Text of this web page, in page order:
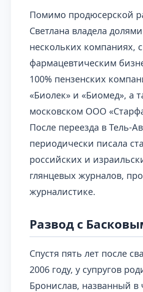
Помимо продюсерской
Светлана владела
нескольких компаниях,
фармацевтическим
100% пензенских
«Биолек» и «Биомед», а
московском ООО
После переезда в Тель-
периодически писала
российских и
глянцевых журналов,
журналистике.
Развод с
Спустя пять лет после
2006 году, у супругов
Бронислав, названный в